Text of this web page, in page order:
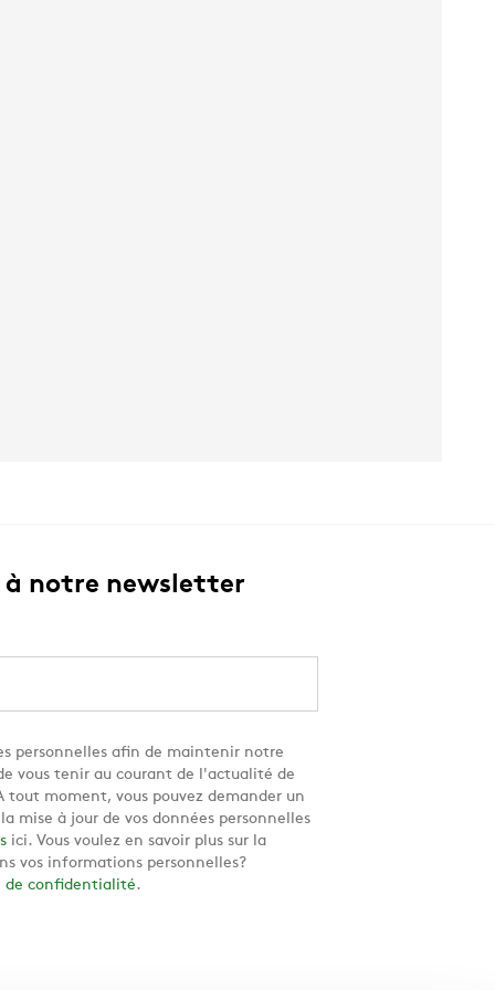
à notre newsletter
personnelles afin de maintenir notre
vous tenir au courant de l'actualité de
tout moment, vous pouvez demander un
mise à jour de vos données personnelles
ici. Vous voulez en savoir plus sur la
vos informations personnelles?
de confidentialité.